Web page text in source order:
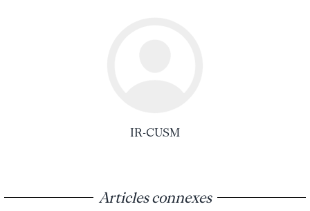
IR-CUSM
Articles connexes